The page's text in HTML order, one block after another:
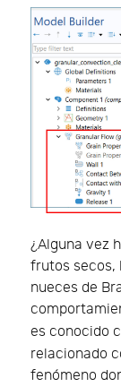
¿Alguna vez
frutos secos,
nueces de
es conocido
relacionado
fenómeno